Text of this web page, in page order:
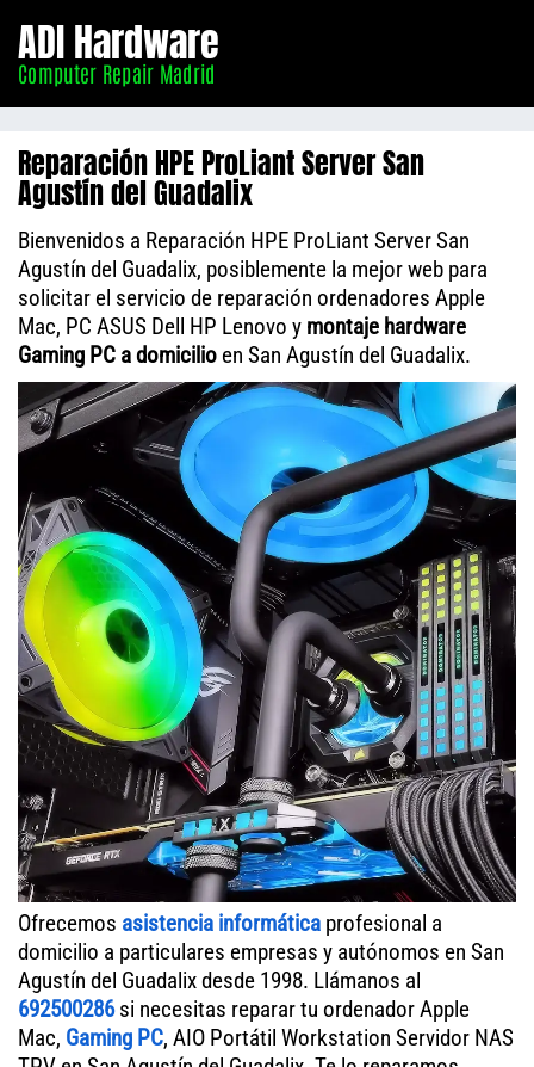
Madrid
ADI Hardware
Computer Repair Madrid
Reparación HPE ProLiant Server San
Agustín del Guadalix
Bienvenidos a Reparación HPE ProLiant Server San
Agustín del Guadalix, posiblemente la mejor web para
solicitar el servicio de reparación ordenadores Apple
Mac, PC ASUS Dell HP Lenovo y montaje hardware
Gaming PC a domicilio en San Agustín del Guadalix.
Ofrecemos asistencia informática profesional a
domicilio a particulares empresas y autónomos en San
Agustín del Guadalix desde 1998. Llámanos al
692500286si necesitas reparar tu ordenador Apple
Mac, Gaming PC, AIO Portátil Workstation Servidor NAS